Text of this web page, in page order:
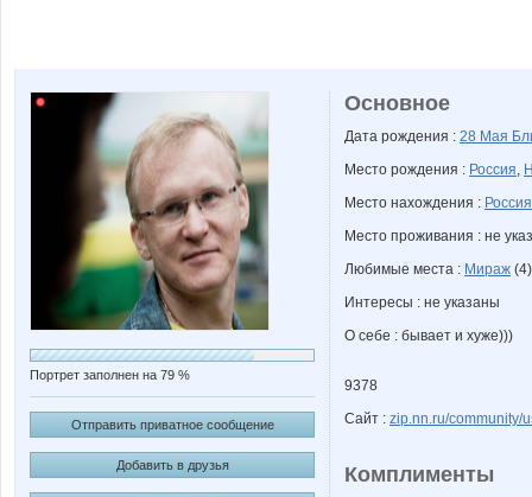
Портрет заполнен на 79 %
Отправить приватное сообщение
Добавить в друзья
Основное
Дата рождения : 28 Мая
Место рождения : Россия,
Место нахождения : Россия
Место проживания : не
Любимые места : Мираж
Интересы : не указаны
О себе : бывает и хуже)))
9378
Сайт : zip.nn.ru/community/
Комплименты